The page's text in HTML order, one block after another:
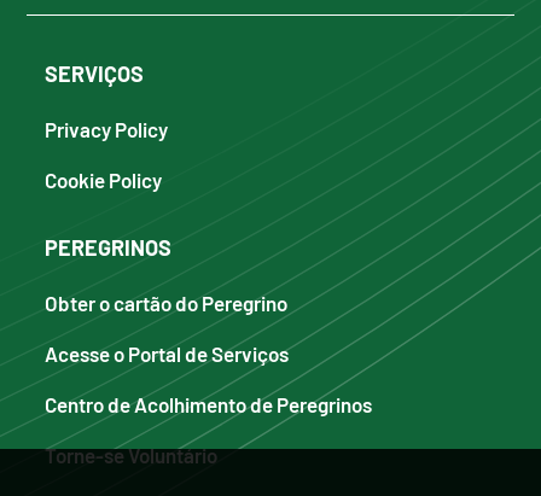
SERVIÇOS
Privacy Policy
Cookie Policy
PEREGRINOS
Obter o cartão do Peregrino
Acesse o Portal de Serviços
Centro de Acolhimento de Peregrinos
Torne-se Voluntário